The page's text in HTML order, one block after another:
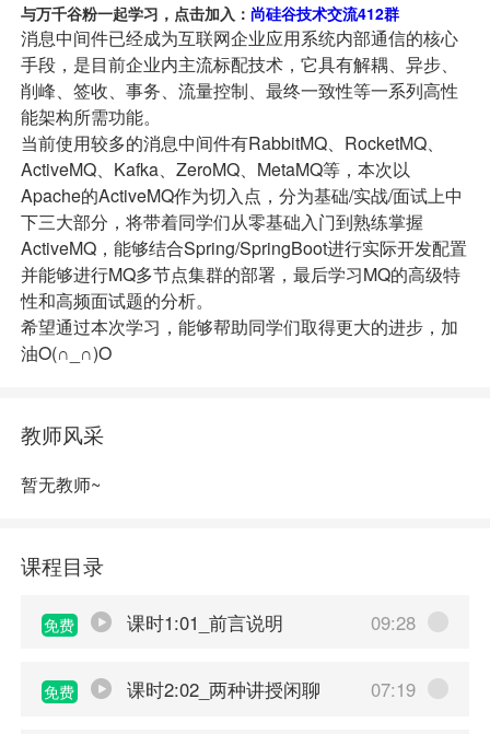
与万千谷粉一起学习，点击加入： 尚硅谷技术交流412群
消息中间件已经成为互联网企业应用系统内部通信的核心
手段，是目前企业内主流标配技术，它具有解耦、异步、
削峰、签收、事务、流量控制、最终一致性等一系列高性
能架构所需功能。
当前使用较多的消息中间件有RabbitMQ、RocketMQ、
ActiveMQ、Kafka、ZeroMQ、MetaMQ等，本次以
Apache的ActiveMQ作为切入点，分为基础/实战/面试上中
下三大部分，将带着同学们从零基础入门到熟练掌握
ActiveMQ，能够结合Spring/SpringBoot进行实际开发配置
并能够进行MQ多节点集群的部署，最后学习MQ的高级特
性和高频面试题的分析。
希望通过本次学习，能够帮助同学们取得更大的进步，加
油O(∩_∩)O
教师风采
暂无教师~
课程目录
免费 课时1:01_前言说明 09:28
免费 课时2:02_两种讲授闲聊 07:19